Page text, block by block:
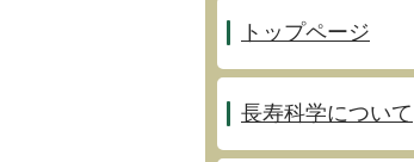
トップページ
長寿科学について